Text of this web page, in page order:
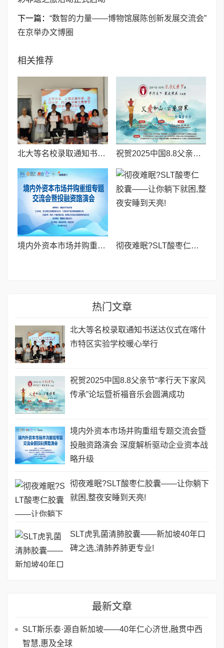
下一篇： “数智的力量——博物馆展陈创新发展交流会”
在京举办文博圈
相关推荐
北大等名校录取通知书送达仪式在喀什市特区实验学校暖心举行 祝贺2025中国8.8父亲节“孝行天下家风传承”论坛暨祈福音乐会圆满成功
境内外资本市场并购重组专题交流会暨投融资路演会 深度解析驱动企业资本战略升级 彻夜难眠?SLT酸枣仁胶囊——让你躺下就困,整夜安睡到天亮!
热门文章
北大等名校录取通知书送达仪式在喀什
市特区实验学校暖心举行
祝贺2025中国8.8父亲节“孝行天下家风
传承”论坛暨祈福音乐会圆满成功
境内外资本市场并购重组专题交流会暨
投融资路演会 深度解析驱动企业资本战
略升级
彻夜难眠?SLT酸枣仁胶囊——让你躺下
就困,整夜安睡到天亮!
SLT虎乳菌清肺胶囊——新加坡40年口
碑之选,清肺养肺更专业!
最新文章
SLT斯乐泰·源自新加坡——40年仁心济世,融贯中西
智慧,惠及全球